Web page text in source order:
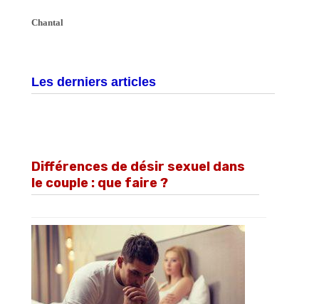
Chantal
Les derniers articles
Différences de désir sexuel dans
le couple : que faire ?